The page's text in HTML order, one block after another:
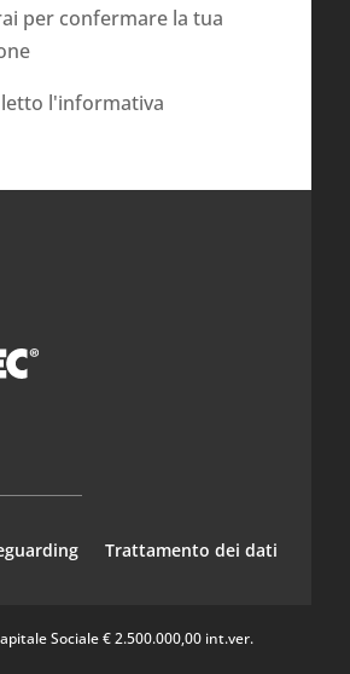
per confermare la tua
l'informativa
Trattamento dei dati
Sociale € 2.500.000,00 int.ver.